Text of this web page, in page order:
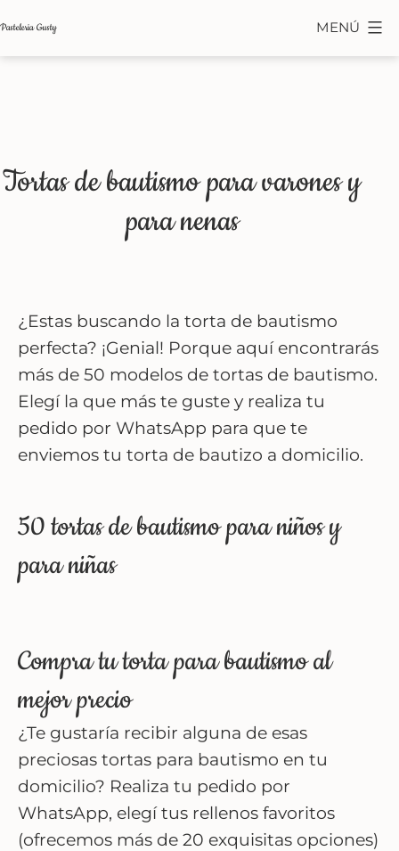
Pasteleria Gusty MENÚ
Tortas de bautismo para varones y
para nenas
¿Estas buscando la torta de bautismo
perfecta? ¡Genial! Porque aquí encontrarás
más de 50 modelos de tortas de bautismo.
Elegí la que más te guste y realiza tu
pedido por WhatsApp para que te
enviemos tu torta de bautizo a domicilio.
50 tortas de bautismo para niños y
para niñas
Compra tu torta para bautismo al
mejor precio
¿Te gustaría recibir alguna de esas
preciosas tortas para bautismo en tu
domicilio? Realiza tu pedido por
WhatsApp, elegí tus rellenos favoritos
(ofrecemos más de 20 exquisitas opciones)